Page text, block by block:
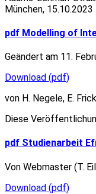
München, 15.10.2023
pdf Modelling of
Geändert am 11.
Download (pdf)
von H. Negele, E.
Diese
pdf Studienarbeit
Von Webmaster (T.
Download (pdf)